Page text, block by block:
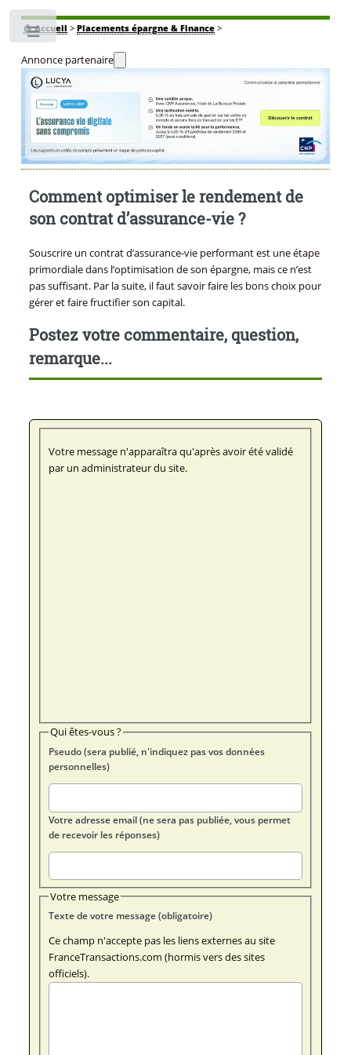
🏠Accueil > Placements épargne & Finance>
Annonce partenaire
Comment optimiser le rendement de
son contrat d’assurance-vie ?
Souscrire un contrat d’assurance-vie performant est une étape
primordiale dans l’optimisation de son épargne, mais ce n’est
pas suffisant. Par la suite, il faut savoir faire les bons choix pour
gérer et faire fructifier son capital.
Postez votre commentaire, question,
remarque...
Votre message n'apparaîtra qu'après avoir été validé
par un administrateur du site.
Qui êtes-vous ?
Pseudo (sera publié, n'indiquez pas vos données
personnelles)
Votre adresse email (ne sera pas publiée, vous permet
de recevoir les réponses)
Votre message
Texte de votre message (obligatoire)
Ce champ n'accepte pas les liens externes au site
FranceTransactions.com (hormis vers des sites
officiels).
Toggle